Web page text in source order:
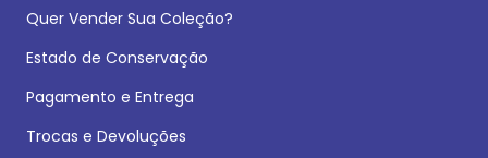
Quer Vender Sua Coleção?
Estado de Conservação
Pagamento e Entrega
Trocas e Devoluções